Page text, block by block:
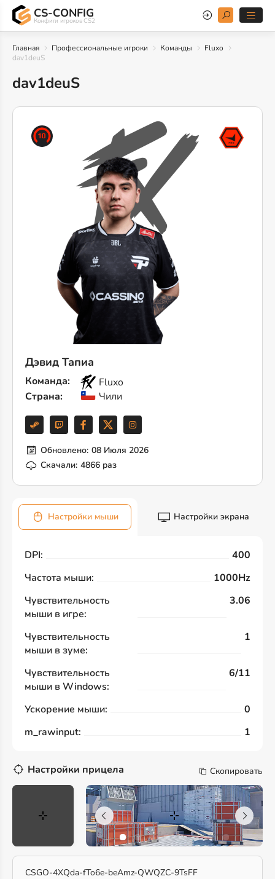
CS-CONFIG
Конфиги игроков CS2
Главная Профессиональные игроки Команды
Fluxo
dav1deuS
dav1deuS
Дэвид Тапиа
Команда:
Fluxo
Страна:
Чили
Обновлено: 08 Июля 2026
Скачали: 4866 раз
Настройки мыши Настройки экрана
DPI:
400
Частота мыши:
1000Hz
Чувствительность
мыши в игре:
3.06
Чувствительность
мыши в зуме:
1
Чувствительность
мыши в Windows:
6/11
Ускорение мыши:
0
m_rawinput:
1
Настройки прицела Скопировать
CSGO-4XQda-fTo6e-beAmz-QWQZC-9TsFF